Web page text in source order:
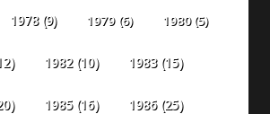
1978(9) 1979(6) 1980(5)
1982(10) 1983(15)
1985(16) 1986(25)